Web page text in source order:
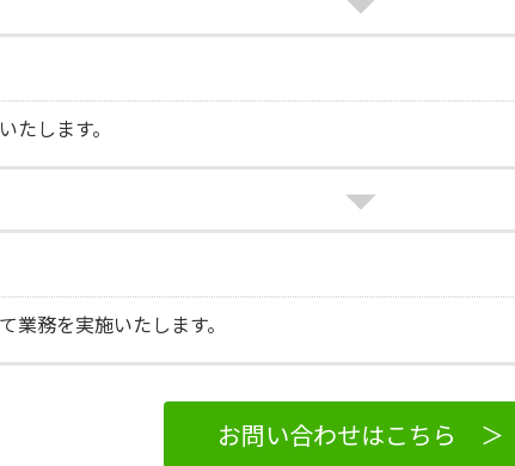
たします。
業務を実施いたします。
お問い合わせはこちら ＞